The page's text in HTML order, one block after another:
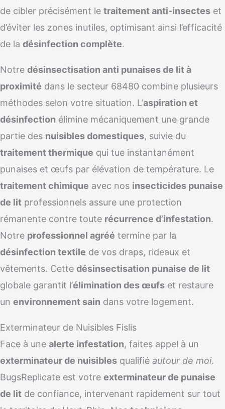
de cibler précisément le traitement anti-insectes et
d’éviter les zones inutiles, optimisant ainsi l’efficacité
de la désinfection complète.
Notre désinsectisation anti punaises de lit à
proximité dans le secteur 68480 combine plusieurs
méthodes selon votre situation. L’aspiration et
désinfection élimine mécaniquement une grande
partie des nuisibles domestiques, suivie du
traitement thermique qui tue instantanément
punaises et œufs par élévation de température. Le
traitement chimique avec nos insecticides punaise
de lit professionnels assure une protection
rémanente contre toute récurrence d’infestation.
Notre professionnel agréé termine par la
désinfection textile de vos draps, rideaux et
vêtements. Cette désinsectisation punaise de lit
globale garantit l’élimination des œufs et restaure
un environnement sain dans votre logement.
Exterminateur de Nuisibles Fislis
Face à une alerte infestation, faites appel à un
exterminateur de nuisibles qualifié autour de moi.
BugsReplicate est votre exterminateur de punaise
de lit de confiance, intervenant rapidement sur tout